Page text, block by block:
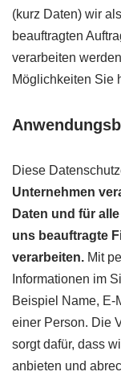
(kurz Daten) wir
beauftragten
verarbeiten
Möglichkeiten Sie
Diese
Unternehmen
Daten und für
uns beauftragte
verarbeiten. Mit
Informationen im
Beispiel Name, E-
einer Person. Die
sorgt dafür, dass
anbieten und